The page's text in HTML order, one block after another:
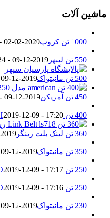
ماشین آلات
1000 تن کروپ 2020-02-02 - 13:37
550 تن لیبهر 2019-12-09 - 17:24
500 تن مانیتواک 2019-12-09 - 17:23
450 تن آمریکن 2019-12-09 - 17:21
400 تن P&H 2019-12-09 - 17:20
360 تن لینک بلت رینگر 2019-12-09 - 17:19
350 تن مانیتواک 2019-12-09 - 17:18
250 تن KOBELCO 2019-12-09 - 17:17
250 تن KOBELCO 2019-12-09 - 17:16
230 تن مانیتواک 2019-12-09 - 17:15